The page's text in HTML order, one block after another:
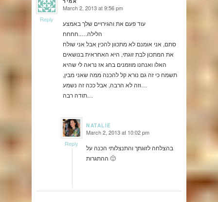
says: March 2, 2013 at 9:56 pm
עוד פעם את והגירויים שלך באמצע
הלילה…..חחחח
סתם, אני אומנם לא מתכוון להכין אבל אני שולח
את המתכון לבת זוגתי, היא האחראית בנושאים
האלו ואנחנו מוזמנים בחג אז נראה לי שהיא
תשמח כי זה גם נורא קל להכנה ממה שאני מבין,
וזה לא הרבה, אבל ככה זה נשמע…
תודה רבה…
Reply
NATALIE
says: March 2, 2013 at 10:02 pm
בהצלחה לזוגתך והתנצלותי הכנה על
ההתגרות 🙂
Reply